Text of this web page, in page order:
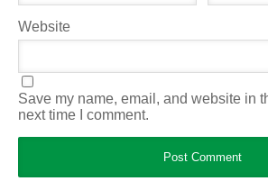
Website
Save my name, email, and website in
next time I comment.